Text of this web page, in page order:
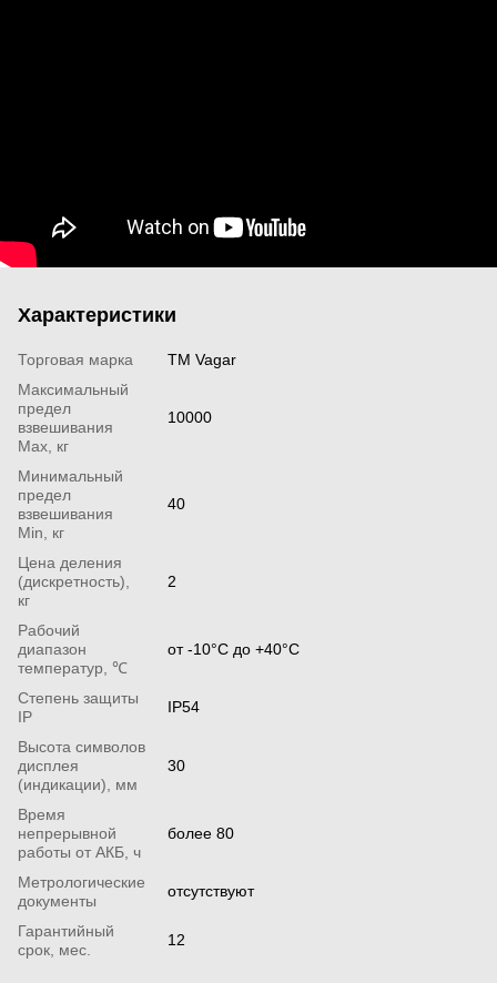
Характеристики
Торговая марка
TM Vagar
Максимальный
предел
взвешивания
Мах, кг
10000
Минимальный
предел
взвешивания
Min, кг
40
Цена деления
(дискретность),
кг
2
Рабочий
диапазон
температур, ℃
от -10°С до +40°С
Степень защиты
IP
IP54
Высота символов
дисплея
(индикации), мм
30
Время
непрерывной
работы от АКБ, ч
более 80
Метрологические
документы
отсутствуют
Гарантийный
срок, мес.
12